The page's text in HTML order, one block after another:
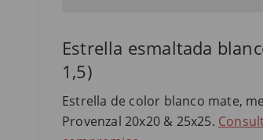
Estrella esmaltada
1,5)
Estrella de color blanco mate,
Provenzal 20x20 & 25x25.